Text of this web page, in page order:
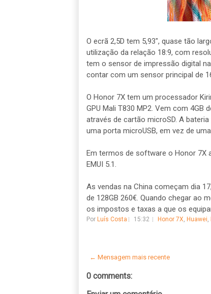
O ecrã 2,5D tem 5,93", quase tão
utilização da relação 18:9, com
tem o sensor de impressão digital
contar com um sensor principal de
O Honor 7X tem um processador
GPU Mali T830 MP2. Vem com 4GB
através de cartão microSD. A
uma porta microUSB, em vez de
Em termos de software o Honor 7X
EMUI 5.1.
As vendas na China começam dia
de 128GB 260€. Quando chegar ao
os impostos e taxas a que os
Por Luís Costa 15:32 Honor 7X, Huawei,
← Mensagem mais recente
0 comments: